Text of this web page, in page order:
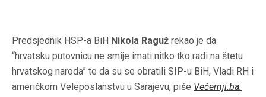
Predsjednik HSP-a BiH Nikola Raguž rekao je da
“hrvatsku putovnicu ne smije imati nitko tko radi na štetu
hrvatskog naroda” te da su se obratili SIP-u BiH, Vladi RH i
američkom Veleposlanstvu u Sarajevu, piše Večernji.ba.